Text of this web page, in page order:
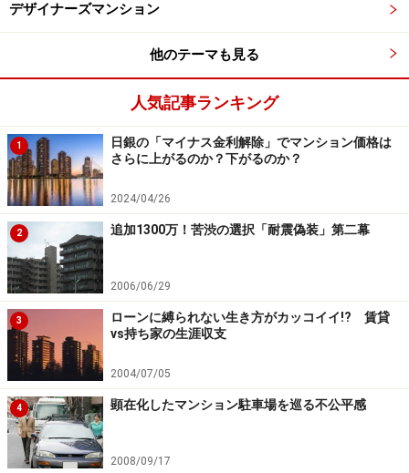
デザイナーズマンション
他のテーマも見る
人気記事ランキング
1
日銀の「マイナス金利解除」でマンション価格は
さらに上がるのか？下がるのか？
2024/04/26
2 追加1300万！苦渋の選択「耐震偽装」第二幕
2006/06/29
3
ローンに縛られない生き方がカッコイイ!? 賃貸
vs持ち家の生涯収支
2004/07/05
4 顕在化したマンション駐車場を巡る不公平感
2008/09/17